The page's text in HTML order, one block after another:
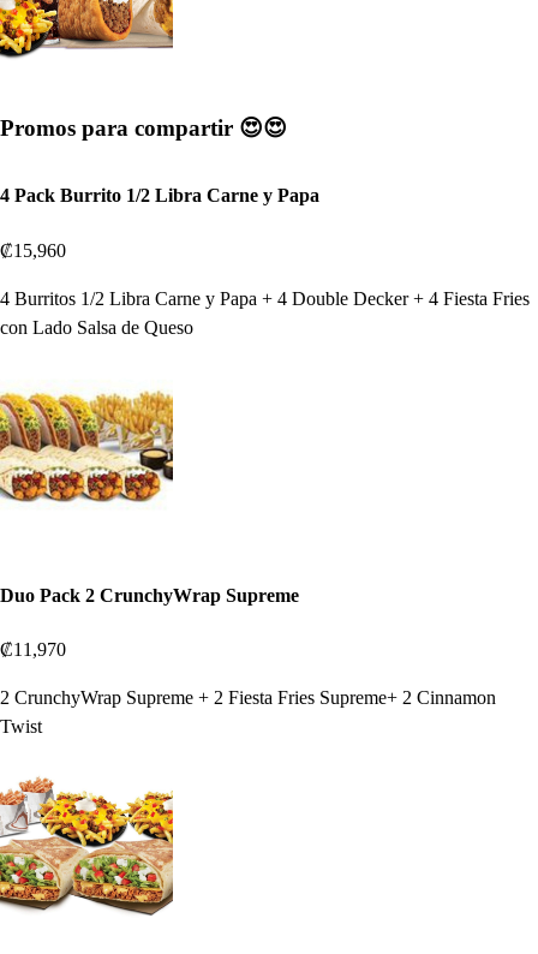
Promos para compartir 😍😍
4 Pack Burrito 1/2 Libra Carne y Papa
₡15,960
4 Burritos 1/2 Libra Carne y Papa + 4 Double Decker + 4 Fiesta Fries
con Lado Salsa de Queso
Duo Pack 2 CrunchyWrap Supreme
₡11,970
2 CrunchyWrap Supreme + 2 Fiesta Fries Supreme+ 2 Cinnamon
Twist